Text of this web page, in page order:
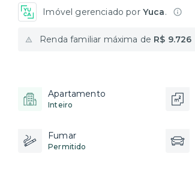
Imóvel gerenciado por Yuca.
Renda familiar máxima de R$ 9.726
Apartamento
Inteiro
Fumar
Permitido